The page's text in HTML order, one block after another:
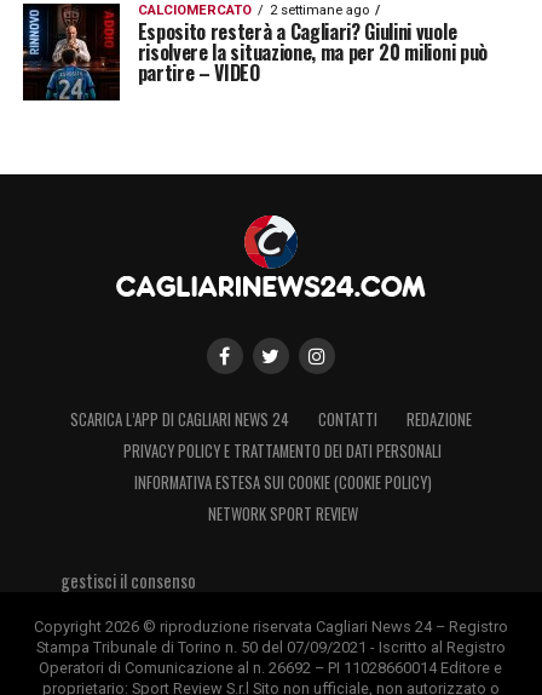
CALCIOMERCATO 2 settimane ago
Esposito resterà a Cagliari? Giulini vuole
risolvere la situazione, ma per 20 milioni può
partire – VIDEO
SCARICA L’APP DI CAGLIARI NEWS 24 CONTATTI
REDAZIONE
PRIVACY POLICY E TRATTAMENTO DEI DATI PERSONALI
INFORMATIVA ESTESA SUI COOKIE (COOKIE POLICY)
NETWORK SPORT REVIEW
gestisci il consenso
Copyright 2026 © riproduzione riservata Cagliari News 24 – Registro
Stampa Tribunale di Torino n. 50 del 07/09/2021 - Iscritto al Registro
Operatori di Comunicazione al n. 26692 – PI 11028660014 Editore e
proprietario: Sport Review S.r.l Sito non ufficiale, non autorizzato o